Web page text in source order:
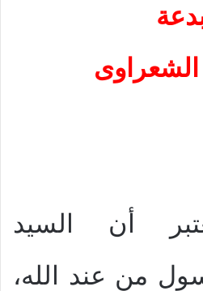
الشعراوى
أن السيد
من عند الله،